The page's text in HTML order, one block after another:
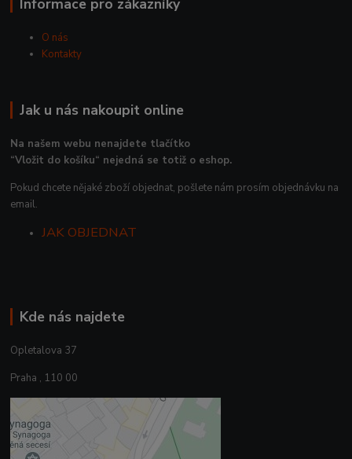
Informace pro zákazníky
O nás
Kontakty
Jak u nás nakoupit online
Na našem webu nenajdete tlačítko
“Vložit do košíku“ nejedná se totiž o eshop.
Pokud chcete nějaké zboží objednat, pošlete nám prosím objednávku na
email.
JAK OBJEDNAT
Kde nás najdete
Opletalova 37
Praha , 110 00